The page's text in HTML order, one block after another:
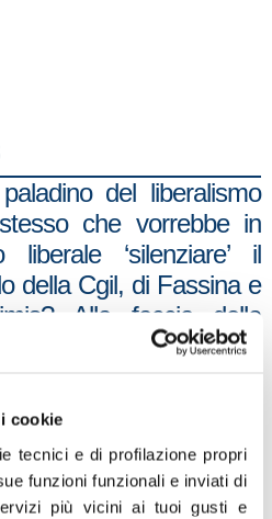
cookie
tecnici e di profilazione propri
funzioni funzionali e inviati di
più vicini ai tuoi gusti e
del liberalismo
che vorrebbe in
‘silenziare’ il
della Cgil, di Fassina e
Alla faccia della
La verità è che
più politico tra i politici,
all`altra, per
della patria”. Lo
nota Massimo Corsaro,